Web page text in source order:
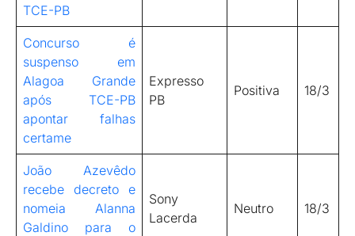
TCE-PB
Concurso é
suspenso em
Alagoa Grande
após TCE-PB
apontar falhas
certame
Expresso
PB
Positiva 18/3
João Azevêdo
recebe decreto e
nomeia Alanna
Galdino para o
Sony
Lacerda
Neutro 18/3